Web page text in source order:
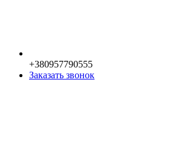
+380957790555
Заказать звонок